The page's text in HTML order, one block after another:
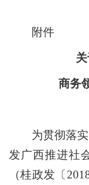
附件
商务
为贯彻落
发广西推进社
（桂政发〔